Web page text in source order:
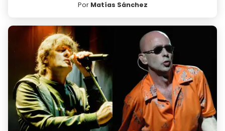
Por Matías Sánchez